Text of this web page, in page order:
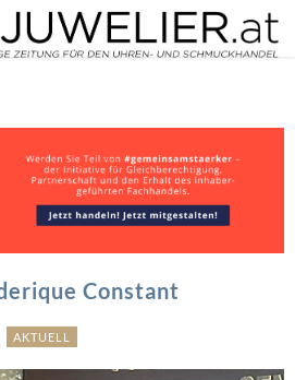
Constant
AKTUELL